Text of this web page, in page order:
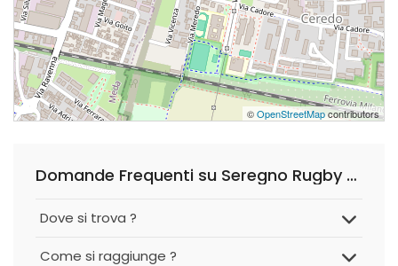
©OpenStreetMapcontributors
Domande Frequenti su Seregno Rugby - Ceredo
Dove si trova ?
Come si raggiunge ?